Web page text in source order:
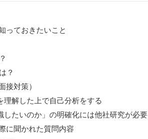
っておきたいこと
？
接対策）
理解した上で自己分析をする
したいのか」の明確化には他社研究が必要
に聞かれた質問内容